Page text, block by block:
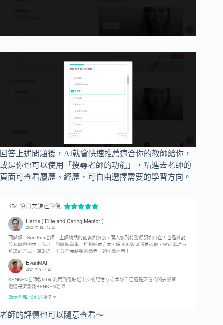
回答上述問題後，AI就會快速推薦適合你的教師給你，
或是你也可以使用「搜尋老師的功能」，點進去老師的
頁面可查看履歷、經歷，可自由選擇需要的學習方向。
老師的評價也可以隨意查看～